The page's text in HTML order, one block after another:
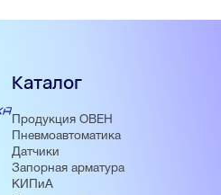
Каталог
Продукция ОВЕН
Пневмоавтоматика
Датчики
Запорная арматура
КИПиА